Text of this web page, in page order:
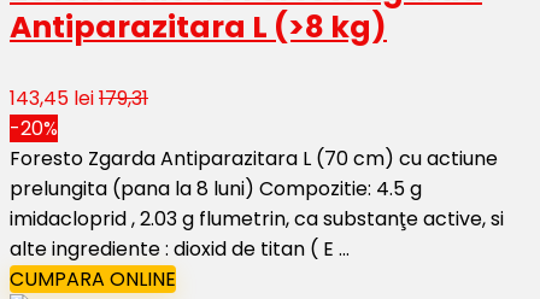
Antiparazitara L (>8 kg)
143,45 lei179,31
-20%
Foresto Zgarda Antiparazitara L (70 cm) cu actiune
prelungita (pana la 8 luni) Compozitie: 4.5 g
imidacloprid , 2.03 g flumetrin, ca substanţe active, si
alte ingrediente : dioxid de titan ( E ...
CUMPARA ONLINE